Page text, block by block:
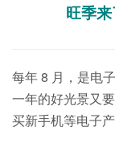
旺季
每年 8 月，是电
一年的好光景又
买新手机等电子